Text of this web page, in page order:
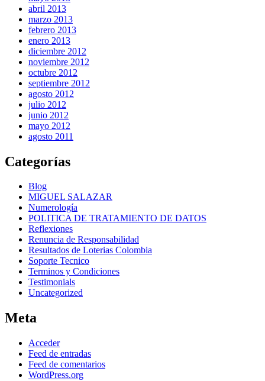
abril 2013
marzo 2013
febrero 2013
enero 2013
diciembre 2012
noviembre 2012
octubre 2012
septiembre 2012
agosto 2012
julio 2012
junio 2012
mayo 2012
agosto 2011
Categorías
Blog
MIGUEL SALAZAR
Numerología
POLITICA DE TRATAMIENTO DE DATOS
Reflexiones
Renuncia de Responsabilidad
Resultados de Loterias Colombia
Soporte Tecnico
Terminos y Condiciones
Testimonials
Uncategorized
Meta
Acceder
Feed de entradas
Feed de comentarios
WordPress.org